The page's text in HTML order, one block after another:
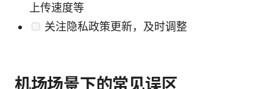
上传速度等
关注隐私政策更新，及时调整
机场场景下的常见误区